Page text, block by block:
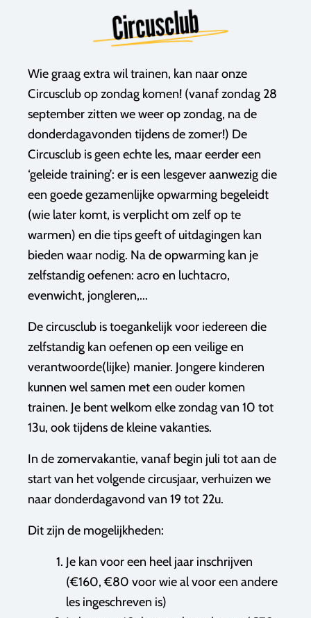
Circusclub
Wie graag extra wil trainen, kan naar onze
Circusclub op zondag komen! (vanaf zondag 28
september zitten we weer op zondag, na de
donderdagavonden tijdens de zomer!) De
Circusclub is geen echte les, maar eerder een
‘geleide training’: er is een lesgever aanwezig die
een goede gezamenlijke opwarming begeleidt
(wie later komt, is verplicht om zelf op te
warmen) en die tips geeft of uitdagingen kan
bieden waar nodig. Na de opwarming kan je
zelfstandig oefenen: acro en luchtacro,
evenwicht, jongleren,...
De circusclub is toegankelijk voor iedereen die
zelfstandig kan oefenen op een veilige en
verantwoorde(lijke) manier. Jongere kinderen
kunnen wel samen met een ouder komen
trainen. Je bent welkom elke zondag van 10 tot
13u, ook tijdens de kleine vakanties.
In de zomervakantie, vanaf begin juli tot aan de
start van het volgende circusjaar, verhuizen we
naar donderdagavond van 19 tot 22u.
Dit zijn de mogelijkheden:
Je kan voor een heel jaar inschrijven
(€160, €80 voor wie al voor een andere
les ingeschreven is)